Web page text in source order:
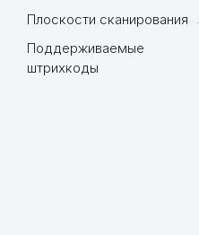
Плоскости сканирования
Поддерживаемые
штрихкоды